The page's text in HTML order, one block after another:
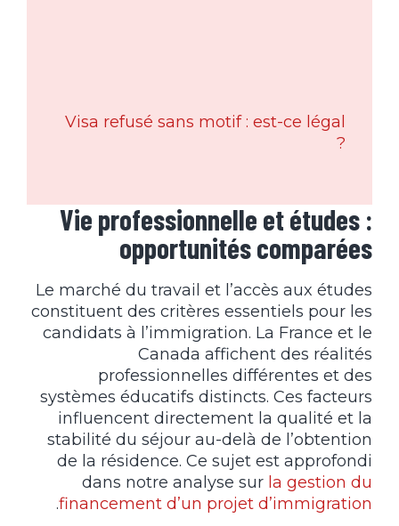
Visa refusé sans motif : est-ce légal
?
Vie professionnelle et études :
opportunités comparées
Le marché du travail et l’accès aux études
constituent des critères essentiels pour les
candidats à l’immigration. La France et le
Canada affichent des réalités
professionnelles différentes et des
systèmes éducatifs distincts. Ces facteurs
influencent directement la qualité et la
stabilité du séjour au-delà de l’obtention
de la résidence. Ce sujet est approfondi
dans notre analyse sur la gestion du
financement d’un projet d’immigration
.